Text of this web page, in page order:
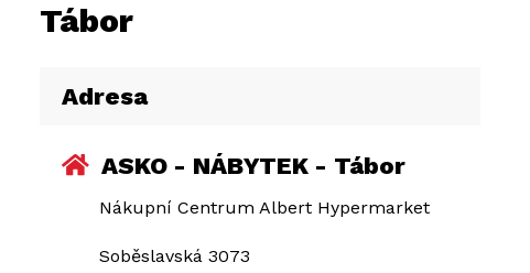
Tábor
Adresa
ASKO - NÁBYTEK - Tábor
Nákupní Centrum Albert Hypermarket
Soběslavská 3073